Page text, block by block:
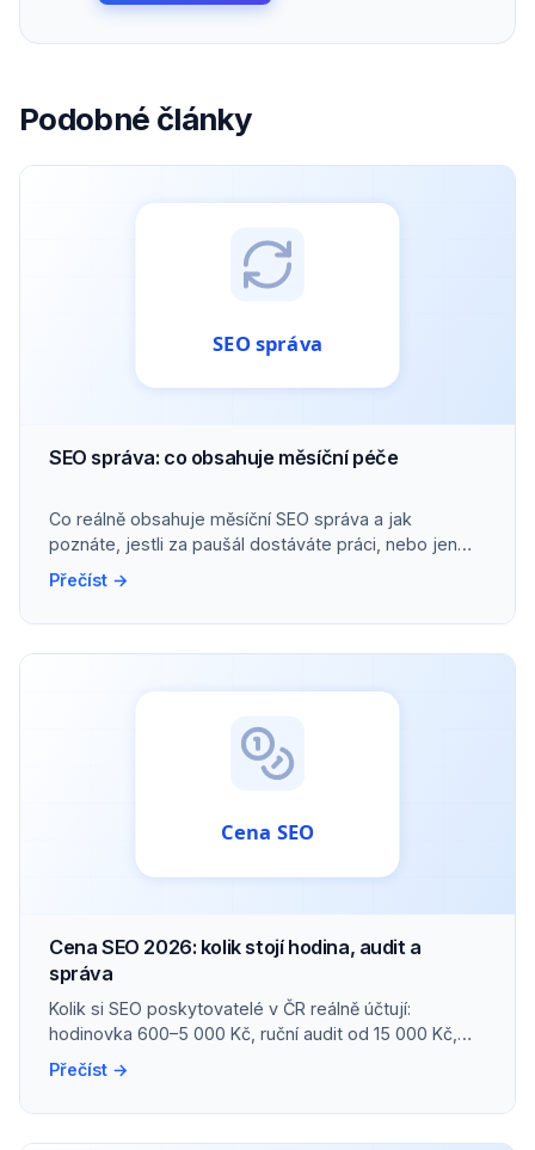
Podobné články
SEO správa: co obsahuje měsíční péče
Co reálně obsahuje měsíční SEO správa a jak
poznáte, jestli za paušál dostáváte práci, nebo jen
přehled.
Přečíst →
Cena SEO 2026: kolik stojí hodina, audit a
správa
Kolik si SEO poskytovatelé v ČR reálně účtují:
hodinovka 600–5 000 Kč, ruční audit od 15 000 Kč,
správa malého webu kolem 10 000 Kč/měs.
Přečíst →